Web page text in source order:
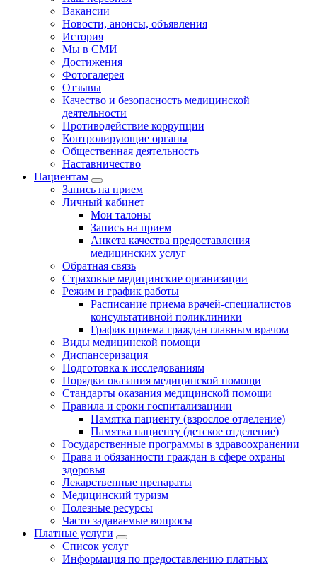
Вакансии
Новости, анонсы, объявления
История
Мы в СМИ
Достижения
Фотогалерея
Отзывы
Качество и безопасность медицинской
деятельности
Противодействие коррупции
Контролирующие органы
Общественная деятельность
Наставничество
Пациентам
Запись на прием
Личный кабинет
Мои талоны
Запись на прием
Анкета качества предоставления
медицинских услуг
Обратная связь
Страховые медицинские организации
Режим и график работы
Расписание приема врачей-специалистов
консультативной поликлиники
График приема граждан главным врачом
Виды медицинской помощи
Диспансеризация
Подготовка к исследованиям
Порядки оказания медицинской помощи
Стандарты оказания медицинской помощи
Правила и сроки госпитализациии
Памятка пациенту (взрослое отделение)
Памятка пациенту (детское отделение)
Государственные программы в здравоохранении
Права и обязанности граждан в сфере охраны
здоровья
Лекарственные препараты
Медицинский туризм
Полезные ресурсы
Часто задаваемые вопросы
Платные услуги
Список услуг
Информация по предоставлению платных